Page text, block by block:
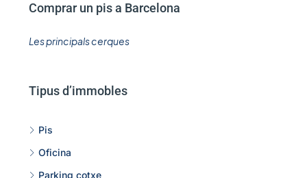
Comprar un pis a Barcelona
Les principals cerques
Tipus d’immobles
Pis
Oficina
Parking cotxe